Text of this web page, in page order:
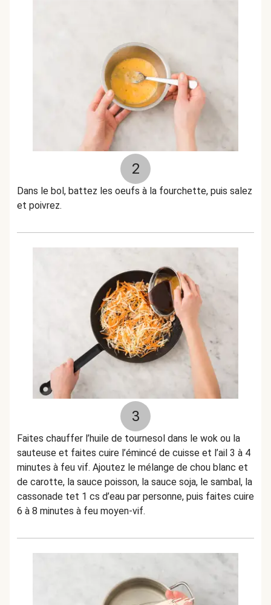
2
Dans le bol, battez les oeufs à la fourchette, puis salez
et poivrez.
3
Faites chauffer l’huile de tournesol dans le wok ou la
sauteuse et faites cuire l’émincé de cuisse et l’ail 3 à 4
minutes à feu vif. Ajoutez le mélange de chou blanc et
de carotte, la sauce poisson, la sauce soja, le sambal, la
cassonade tet 1 cs d’eau par personne, puis faites cuire
6 à 8 minutes à feu moyen-vif.